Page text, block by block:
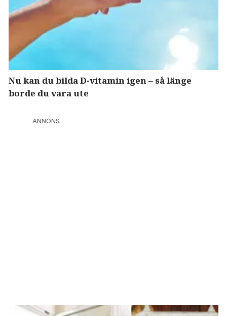
Nu kan du bilda D-vitamin igen – så länge
borde du vara ute
ANNONS